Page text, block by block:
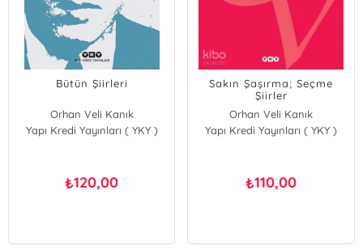
Bütün Şiirleri
Orhan Veli Kanık
Yapı Kredi Yayınları ( YKY )
₺120,00
Sakın Şaşırma; Seçme
Şiirler
Orhan Veli Kanık
Yapı Kredi Yayınları ( YKY )
₺110,00